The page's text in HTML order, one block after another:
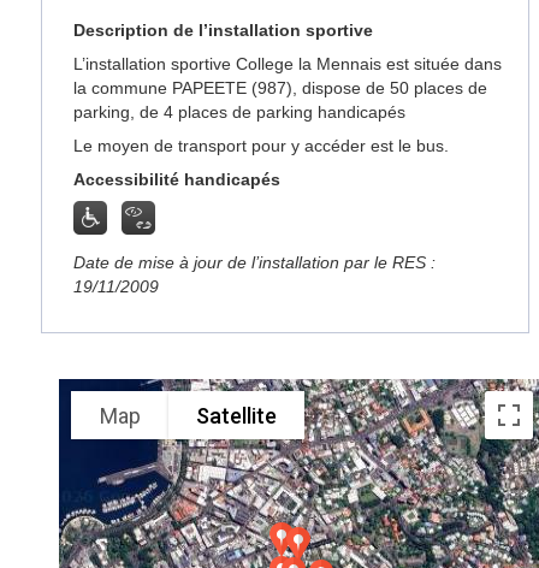
Description de l’installation sportive
L’installation sportive College la Mennais est située dans
la commune PAPEETE (987), dispose de 50 places de
parking, de 4 places de parking handicapés
Le moyen de transport pour y accéder est le bus.
Accessibilité handicapés
Date de mise à jour de l’installation par le RES :
19/11/2009
Map Satellite